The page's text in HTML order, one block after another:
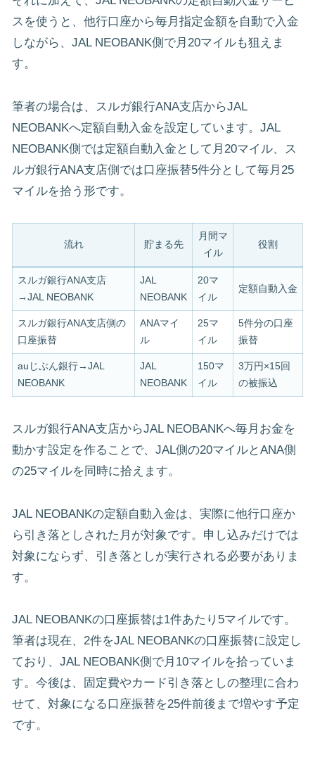
スを使うと、他行口座から毎月指定金額を自動で入金
しながら、JAL NEOBANK側で月20マイルも狙えま
す。
筆者の場合は、スルガ銀行ANA支店からJAL
NEOBANKへ定額自動入金を設定しています。JAL
NEOBANK側では定額自動入金として月20マイル、ス
ルガ銀行ANA支店側では口座振替5件分として毎月25
マイルを拾う形です。
流れ 貯まる先
月間マ
イル
役割
スルガ銀行ANA支店
→JAL NEOBANK
JAL
NEOBANK
20マ
イル
定額自動入金
スルガ銀行ANA支店側の
口座振替
ANAマイ
ル
25マ
イル
5件分の口座
振替
auじぶん銀行→JAL
NEOBANK
JAL
NEOBANK
150マ
イル
3万円×15回
の被振込
スルガ銀行ANA支店からJAL NEOBANKへ毎月お金を
動かす設定を作ることで、JAL側の20マイルとANA側
の25マイルを同時に拾えます。
JAL NEOBANKの定額自動入金は、実際に他行口座か
ら引き落としされた月が対象です。申し込みだけでは
対象にならず、引き落としが実行される必要がありま
す。
JAL NEOBANKの口座振替は1件あたり5マイルです。
筆者は現在、2件をJAL NEOBANKの口座振替に設定し
ており、JAL NEOBANK側で月10マイルを拾っていま
す。今後は、固定費やカード引き落としの整理に合わ
せて、対象になる口座振替を25件前後まで増やす予定
です。